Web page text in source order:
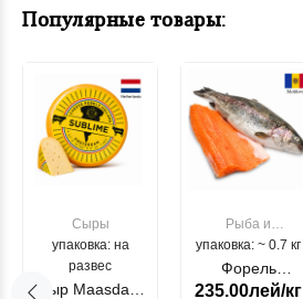
Популярные товары:
Сыры
упаковка: на
развес
Сыр Maasdam
Рыба и
морепродукты
упаковка: ~ 0.7 кг
Форель
лососевая
235.00лей/кг